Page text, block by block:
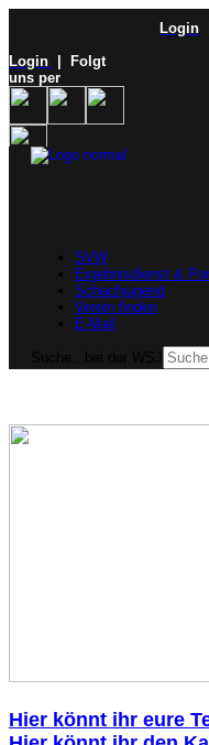
Login
Login
| Folgt
uns per
SVW
Ergebnisdienst &
Schachjugend
Verein finden
E-Mail
Hier könnt ihr eure